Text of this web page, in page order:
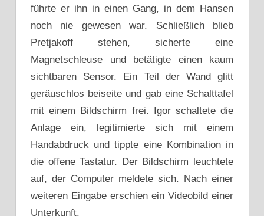
führte er ihn in einen Gang, in dem Hansen
noch nie gewesen war. Schließlich blieb
Pretjakoff stehen, sicherte eine
Magnetschleuse und betätigte einen kaum
sichtbaren Sensor. Ein Teil der Wand glitt
geräuschlos beiseite und gab eine Schalttafel
mit einem Bildschirm frei. Igor schaltete die
Anlage ein, legitimierte sich mit einem
Handabdruck und tippte eine Kombination in
die offene Tastatur. Der Bildschirm leuchtete
auf, der Computer meldete sich. Nach einer
weiteren Eingabe erschien ein Videobild einer
Unterkunft.